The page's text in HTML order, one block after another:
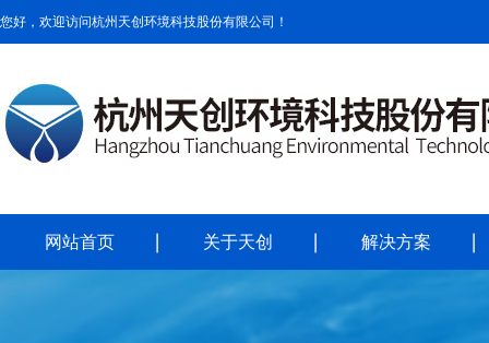
您好，欢迎访问杭州天创环境科技股份有限公司！
网站首页 关于天创 解决方案